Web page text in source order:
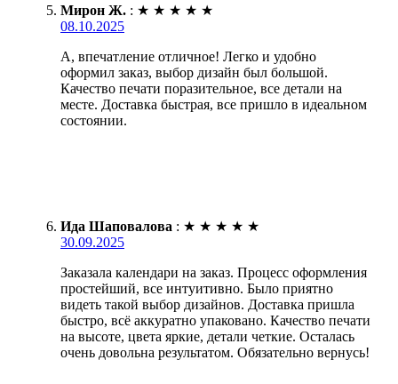
Мирон Ж. : ★ ★ ★ ★ ★
08.10.2025
А, впечатление отличное! Легко и удобно
оформил заказ, выбор дизайн был большой.
Качество печати поразительное, все детали на
месте. Доставка быстрая, все пришло в идеальном
состоянии.
Ида Шаповалова : ★ ★ ★ ★ ★
30.09.2025
Заказала календари на заказ. Процесс оформления
простейший, все интуитивно. Было приятно
видеть такой выбор дизайнов. Доставка пришла
быстро, всё аккуратно упаковано. Качество печати
на высоте, цвета яркие, детали четкие. Осталась
очень довольна результатом. Обязательно вернусь!